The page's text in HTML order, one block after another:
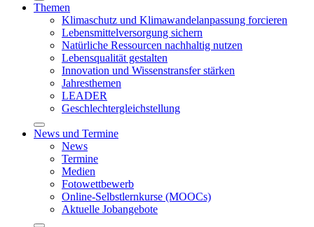
Themen
Klimaschutz und Klimawandelanpassung forcieren
Lebensmittelversorgung sichern
Natürliche Ressourcen nachhaltig nutzen
Lebensqualität gestalten
Innovation und Wissenstransfer stärken
Jahresthemen
LEADER
Geschlechtergleichstellung
News und Termine
News
Termine
Medien
Fotowettbewerb
Online-Selbstlernkurse (MOOCs)
Aktuelle Jobangebote